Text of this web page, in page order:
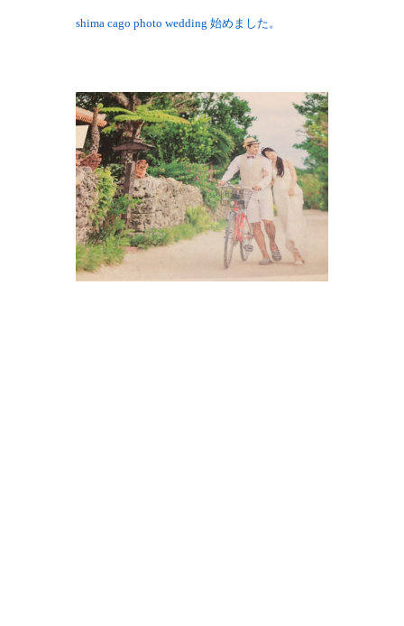
shima cago photo wedding 始めました。